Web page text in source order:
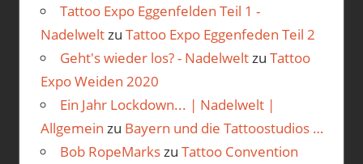
Tattoo Expo Eggenfelden Teil 1 -
Nadelweltzu Tattoo Expo Eggenfeden Teil 2
Geht's wieder los? - Nadelweltzu Tattoo
Expo Weiden 2020
Ein Jahr Lockdown... | Nadelwelt |
Allgemein zu Bayern und die Tattoostudios …
Bob RopeMarkszu Tattoo Convention